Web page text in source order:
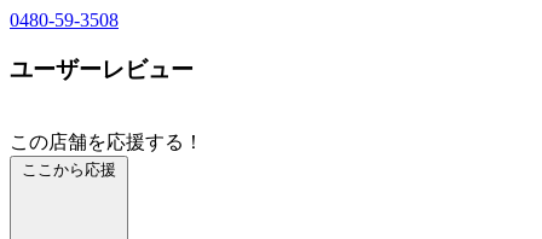
0480-59-3508
ユーザーレビュー
この店舗を応援する！
ここから応援